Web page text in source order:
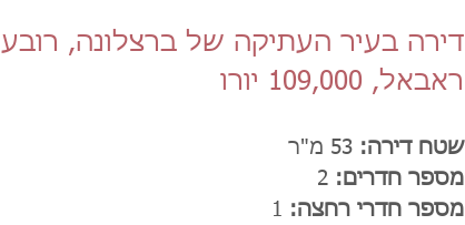
דירה בעיר העתיקה של ברצלונה, רובע
ראבאל, 109,000 יורו
שטח דירה: 53 מ"ר
מספר חדרים:
מספר חדרי רחצה: